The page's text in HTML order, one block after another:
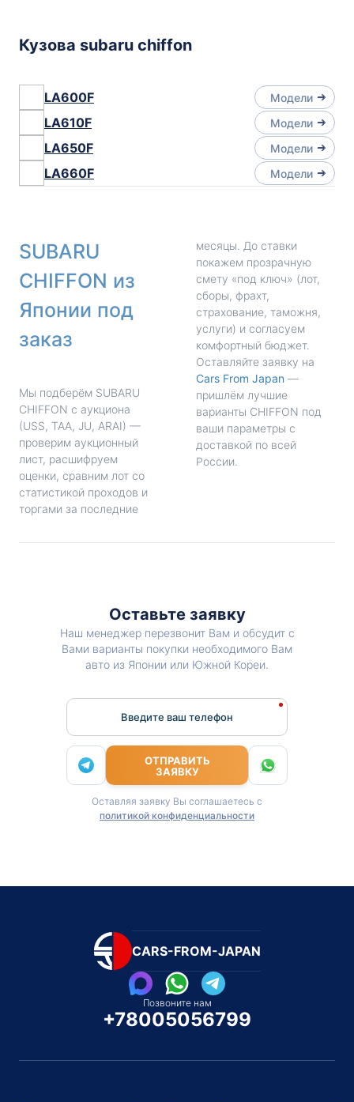
Кузова subaru chiffon
LA600F Модели
LA610F Модели
LA650F Модели
LA660F Модели
SUBARU
CHIFFON из
Японии под
заказ
Мы подберём SUBARU
CHIFFON с аукциона
(USS, TAA, JU, ARAI) —
проверим аукционный
лист, расшифруем
оценки, сравним лот со
статистикой проходов и
торгами за последние
месяцы. До ставки
покажем прозрачную
смету «под ключ» (лот,
сборы, фрахт,
страхование, таможня,
услуги) и согласуем
комфортный бюджет.
Оставляйте заявку на
Cars From Japan —
пришлём лучшие
варианты CHIFFON под
ваши параметры с
доставкой по всей
России.
Оставьте заявку
Наш менеджер перезвонит Вам и обсудит с
Вами варианты покупки необходимого Вам
авто из Японии или Южной Кореи.
Введите ваш телефон
ОТПРАВИТЬ
ЗАЯВКУ
Оставляя заявку Вы соглашаетесь с
политикой конфиденциальности
CARS-FROM-JAPAN
Позвоните нам
+78005056799